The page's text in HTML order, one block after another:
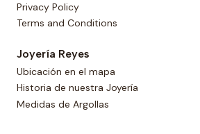
Privacy Policy
Terms and Conditions
Joyería Reyes
Ubicación en el mapa
Historia de nuestra Joyería
Medidas de Argollas